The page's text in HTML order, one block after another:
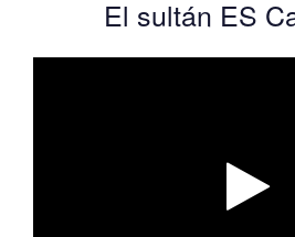
El sultán ES